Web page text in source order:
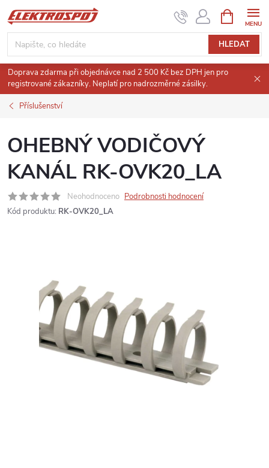
Přejít
na
obsah
HLEDAT
NÁKUPNÍ
KOŠÍK
Doprava zdarma při objednávce nad 2 500 Kč bez DPH jen pro
registrované zákazníky. Neplatí pro nadrozměrné zásilky.
Příslušenství
OHEBNÝ VODIČOVÝ
KANÁL RK-OVK20_LA
Neohodnoceno Podrobnosti hodnocení
Kód produktu: RK-OVK20_LA